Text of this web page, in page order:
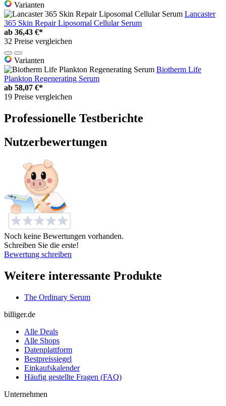
Varianten
Lancaster
365 Skin Repair Liposomal Cellular Serum
ab 36,43 €*
32 Preise vergleichen
Varianten
Biotherm Life
Plankton Regenerating Serum
ab 58,07 €*
19 Preise vergleichen
Professionelle Testberichte
Nutzerbewertungen
Noch keine Bewertungen vorhanden.
Schreiben Sie die erste!
Bewertung schreiben
Weitere interessante Produkte
The Ordinary Serum
billiger.de
Alle Deals
Alle Shops
Datenplattform
Bestpreissiegel
Einkaufskalender
Häufig gestellte Fragen (FAQ)
Unternehmen